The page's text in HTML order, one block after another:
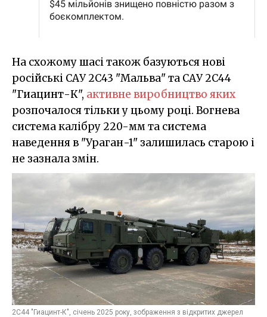
На схожому шасі також базуються нові
російські САУ 2С43 "Мальва" та САУ 2С44
"Гиацинт-К", активне виробництво яких
розпочалося тільки у цьому році. Вогнева
система калібру 220-мм та система
наведення в "Ураган-1" залишилась старою і
не зазнала змін.
2С44 "Гиацинт-К", січень 2025 року, зображення з відкритих джерел